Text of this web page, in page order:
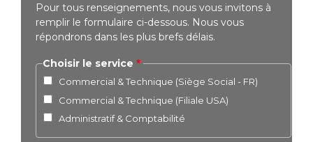
Pour tous renseignements, nous vous invitons à
remplir le formulaire ci-dessous. Nous vous
répondrons dans les plus brefs délais.
Choisir le service
Commercial & Technique (Siège Social - FR)
Commercial & Technique (Filiale USA)
Administratif & Comptabilité